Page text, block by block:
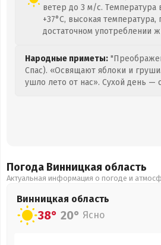
ветер до 3 м/с. Температура
+37°C, высокая температура,
достаточном употреблении
Народные приметы:
Спас). «Освящают яблоки и
ушло лето от нас». Сухой день —
Погода Винницкая область
Актуальная информация о погоде и
Винницкая область
38° 20° Ясно